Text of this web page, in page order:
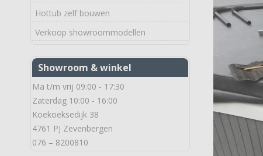
Hottub zelf bouwen
Verkoop showroommodellen
Showroom & winkel
Ma t/m vrij 09:00 - 17:30
Zaterdag 10:00 - 16:00
Koekoeksedijk 38
4761 PJ Zevenbergen
076 – 8200810